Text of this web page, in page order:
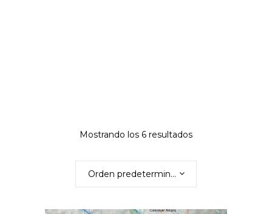
Mostrando los 6 resultados
Orden predeterminado